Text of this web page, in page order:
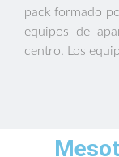
pack formado
equipos de
centro. Los